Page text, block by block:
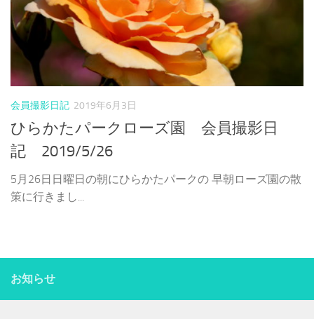
会員撮影日記 2019年6月3日
ひらかたパークローズ園 会員撮影日
記 2019/5/26
5月26日日曜日の朝にひらかたパークの 早朝ローズ園の散
策に行きまし...
お知らせ